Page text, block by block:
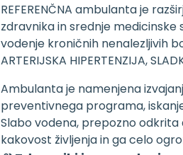
REFERENČNA ambulanta je
zdravnika in srednje
vodenje kroničnih nenalezljivih
ARTERIJSKA HIPERTENZIJA,
Ambulanta je namenjena
preventivnega programa,
Slabo vodena, prepozno
kakovost življenja in ga celo